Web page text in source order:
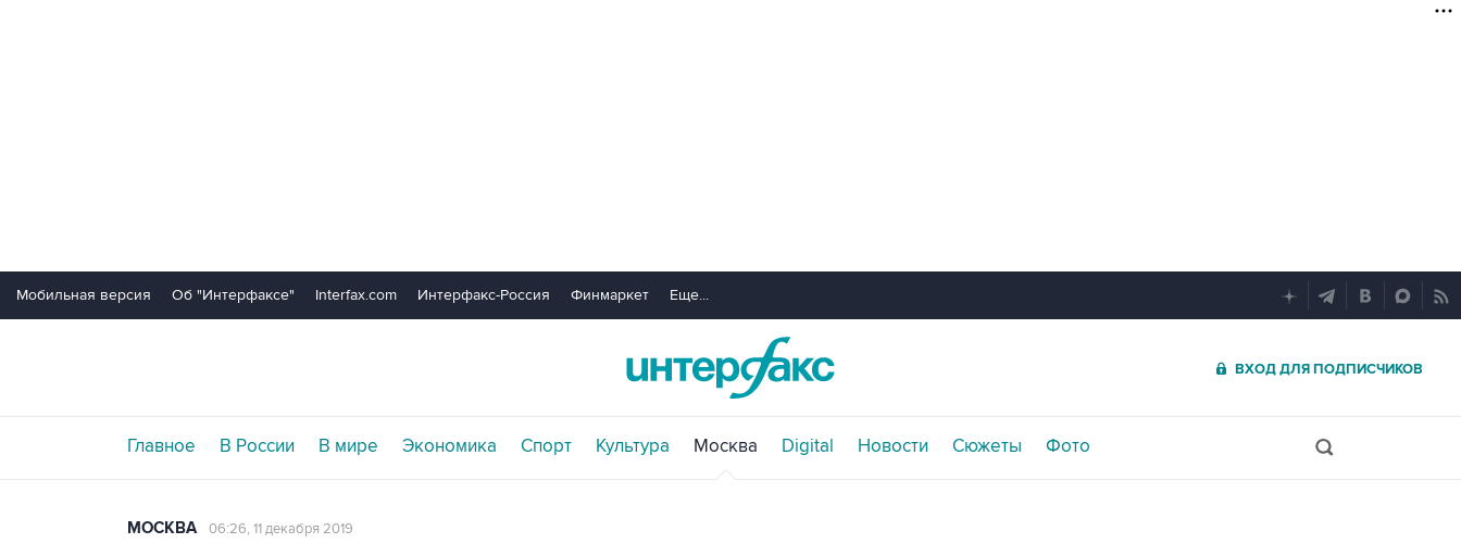
Мобильная версия Об "Интерфаксе" Interfax.com Интерфакс-Россия Финмаркет Еще...
ВХОД ДЛЯ ПОДПИСЧИКОВ
Главное В России В мире Экономика Спорт Культура Москва Digital Новости Сюжеты Фото
МОСКВА 06:26, 11 декабря 2019